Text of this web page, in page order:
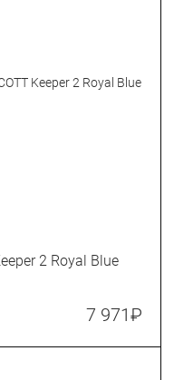
2 Royal Blue
7 971₽